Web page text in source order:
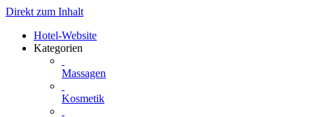
Direkt zum Inhalt
Hotel-Website
Kategorien
Massagen
Kosmetik